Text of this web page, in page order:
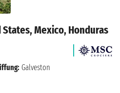
Mexico, Honduras
Galveston